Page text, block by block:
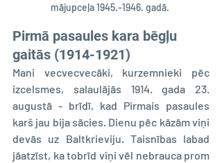
mājupceļa 1945.-1946. gadā.
Pirmā pasaules kara bēgļu
gaitās (1914-1921)
Mani vecvecvecāki, kurzemnieki pēc
izcelsmes, salaulājās 1914. gada 23.
augustā - brīdī, kad Pirmais pasaules
karš jau bija sācies. Dienu pēc kāzām viņi
devās uz Baltkrieviju. Taisnības labad
jāatzīst, ka tobrīd viņi vēl nebrauca prom